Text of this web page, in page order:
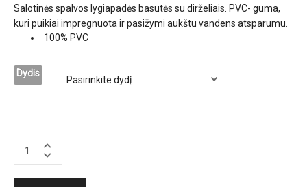
Salotinės spalvos lygiapadės basutės su dirželiais. PVC- guma,
kuri puikiai impregnuota ir pasižymi aukštu vandens atsparumu.
100% PVC
Dydis
COLORS